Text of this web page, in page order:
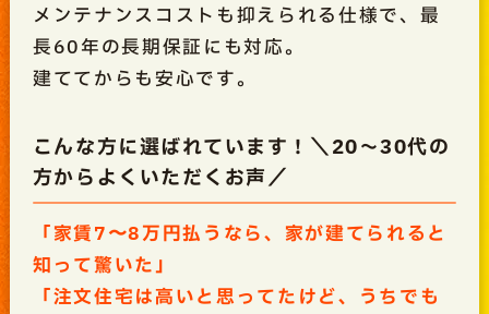
メンテナンスコストも抑えられる仕様で、最
長60年の長期保証にも対応。
建ててからも安心です。
こんな方に選ばれています！＼20～30代の
方からよくいただくお声／
「家賃7〜8万円払うなら、家が建てられると
知って驚いた」
「注文住宅は高いと思ってたけど、うちでも